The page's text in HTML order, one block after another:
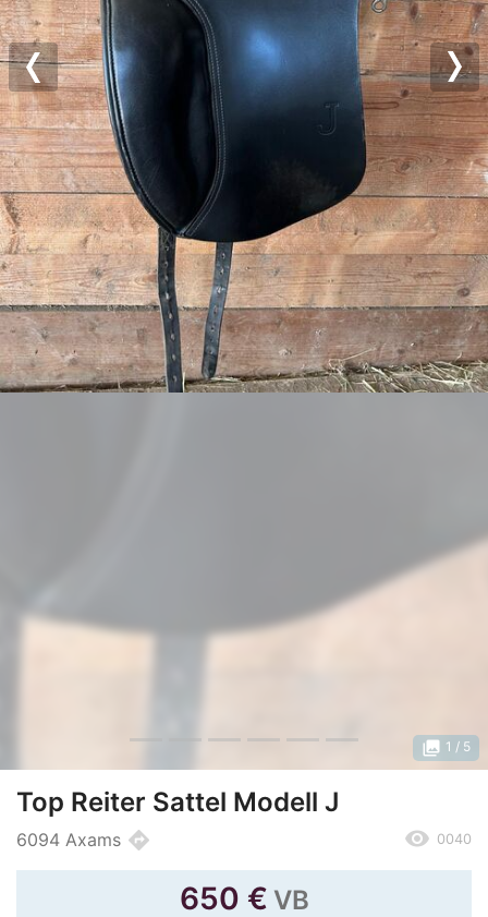
Previous
photo_library 1 / 5
Top Reiter Sattel Modell J
6094 Axams directions remove_red_eye 0040
650 € VB